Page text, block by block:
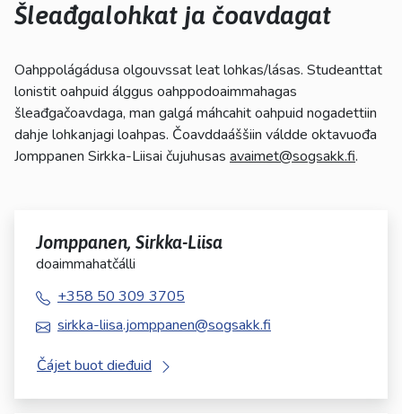
ja
Šleađgalohkat ja čoavdagat
Oahppolágádusa olgouvssat leat lohkas/lásas. Studeanttat
lonistit oahpuid álggus oahppodoaimmahagas
šleađgačoavdaga, man galgá máhcahit oahpuid nogadettiin
dahje lohkanjagi loahpas. Čoavddaáššiin váldde oktavuođa
Jomppanen Sirkka-Liisai čujuhusas avaimet@sogsakk.fi.
Jomppanen, Sirkka-Liisa
doaimmahatčálli
+358 50 309 3705
sirkka-liisa.jomppanen@sogsakk.fi
Čájet buot dieđuid